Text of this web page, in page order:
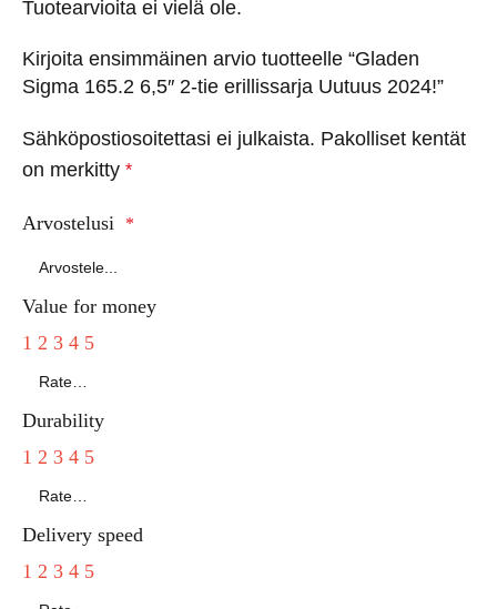
Tuotearvioita ei vielä ole.
Kirjoita ensimmäinen arvio tuotteelle “Gladen
Sigma 165.2 6,5″ 2-tie erillissarja Uutuus 2024!”
Sähköpostiosoitettasi ei julkaista. Pakolliset kentät
on merkitty *
Arvostelusi *
Value for money
1 2 3 4 5
Durability
1 2 3 4 5
Delivery speed
1 2 3 4 5